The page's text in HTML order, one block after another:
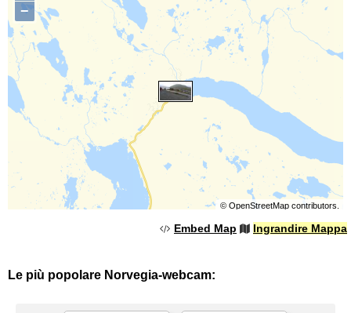
−
© OpenStreetMapcontributors.
Embed Map Ingrandire Mappa
Le più popolare Norvegia-webcam: